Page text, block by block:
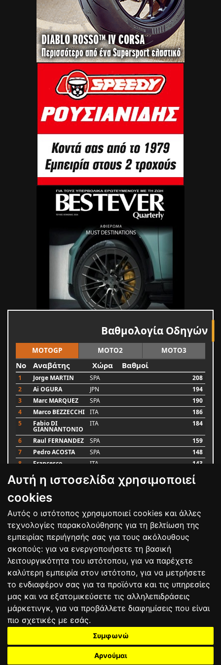
Αυτή η ιστοσελίδα χρησιμοποιεί
cookies
Αυτός ο ιστότοπος χρησιμοποιεί cookies και άλλες
τεχνολογίες παρακολούθησης για τη βελτίωση της
εμπειρίας περιήγησής σας για τους ακόλουθους
σκοπούς: για να ενεργοποιήσετε τη βασική
λειτουργικότητα του ιστότοπου, για να παρέχετε
καλύτερη εμπειρία στον ιστότοπο, για να μετρήσετε
το ενδιαφέρον σας για τα προϊόντα και τις υπηρεσίες
μας και να εξατομικεύσετε τις αλληλεπιδράσεις
μάρκετινγκ, για να προβάλλετε διαφημίσεις που είναι
πιο σχετικές με εσάς.
Συμφωνώ
Αρνούμαι
Βαθμολογία Οδηγών
MOTOGP MOTO2 MOTO3
No Αναβάτης Χώρα Βαθμοί
1 Jorge MARTIN SPA
208
2
Ai OGURA JPN
194
3
Marc MARQUEZ SPA
190
4
Marco BEZZECCHI ITA
186
5
Fabio DI
GIANNANTONIO
ITA 184
6 Raul FERNANDEZ SPA
159
7
Pedro ACOSTA SPA
148
8
Francesco ITA 143
9 Alex MARQUEZ SPA
Luca MARINI
Bαθμολογία
ΟΡΟΙ ΧΡΗΣΗΣΠΟΛΙΤΙΚΗ ΠΡΟΣΤΑΣΙΑΣ
ΑΓΩΝΕΣΑΠΟΤΕΛΕΣΜΑΤΑΑΓΟΡΑ